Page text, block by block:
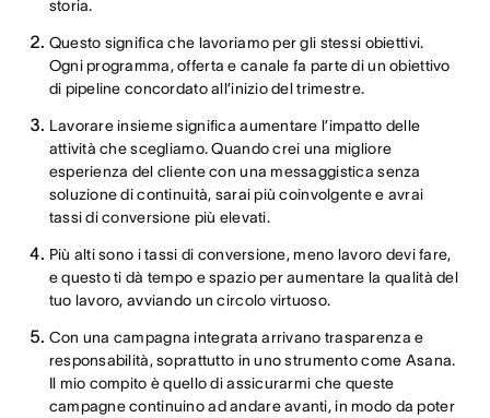
storia.
Questo significa che lavoriamo per gli stessi obiettivi.
Ogni programma, offerta e canale fa parte di un obiettivo
di pipeline concordato all’inizio del trimestre.
Lavorare insieme significa aumentare l’impatto delle
attività che scegliamo. Quando crei una migliore
esperienza del cliente con una messaggistica senza
soluzione di continuità, sarai più coinvolgente e avrai
tassi di conversione più elevati.
Più alti sono i tassi di conversione, meno lavoro devi fare,
e questo ti dà tempo e spazio per aumentare la qualità del
tuo lavoro, avviando un circolo virtuoso.
Con una campagna integrata arrivano trasparenza e
responsabilità, soprattutto in uno strumento come Asana.
Il mio compito è quello di assicurarmi che queste
campagne continuino ad andare avanti, in modo da poter